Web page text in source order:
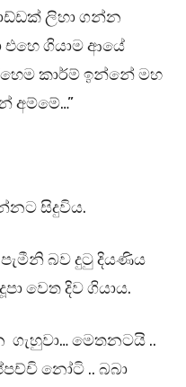
ලිහා ගන්න
ගියාම ආයේ
කාර්ම් ඉන්නේ මහ
අම්මේ…”
සිදුවිය.
බව දුටු දියණිය
වෙත දිව ගියාය.
ගැහුවා… මෙතනටයි ..
නෝටි .. බබා